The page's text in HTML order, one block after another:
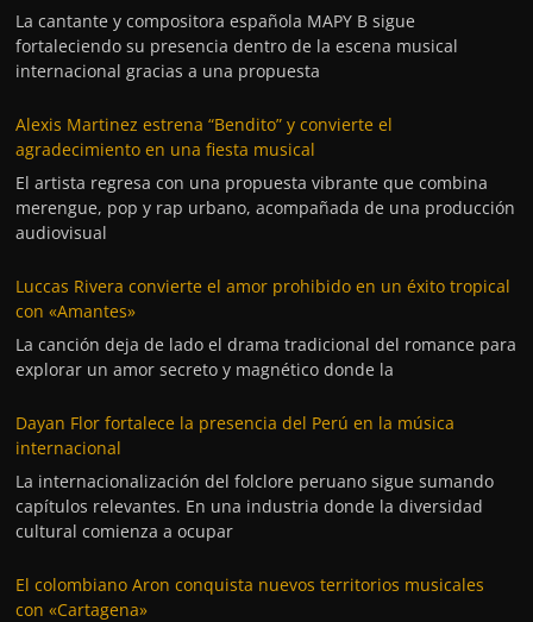
La cantante y compositora española MAPY B sigue
fortaleciendo su presencia dentro de la escena musical
internacional gracias a una propuesta
Alexis Martinez estrena “Bendito” y convierte el
agradecimiento en una fiesta musical
El artista regresa con una propuesta vibrante que combina
merengue, pop y rap urbano, acompañada de una producción
audiovisual
Luccas Rivera convierte el amor prohibido en un éxito tropical
con «Amantes»
La canción deja de lado el drama tradicional del romance para
explorar un amor secreto y magnético donde la
Dayan Flor fortalece la presencia del Perú en la música
internacional
La internacionalización del folclore peruano sigue sumando
capítulos relevantes. En una industria donde la diversidad
cultural comienza a ocupar
El colombiano Aron conquista nuevos territorios musicales
con «Cartagena»